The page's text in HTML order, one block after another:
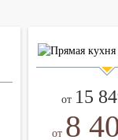
от 15
от 8